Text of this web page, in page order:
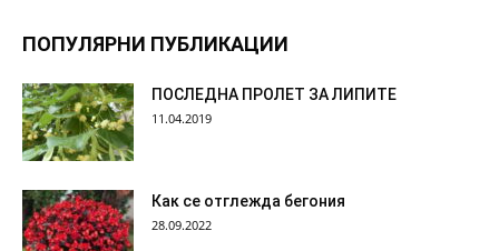
ПОПУЛЯРНИ ПУБЛИКАЦИИ
ПОСЛЕДНА ПРОЛЕТ ЗА ЛИПИТЕ
11.04.2019
Как се отглежда бегония
28.09.2022